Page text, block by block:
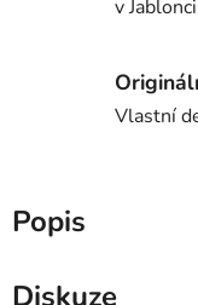
v
Vlastní
Popis
Diskuze